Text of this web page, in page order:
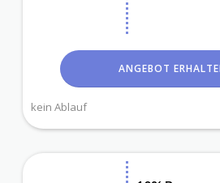
ANGEBOT
kein Ablauf